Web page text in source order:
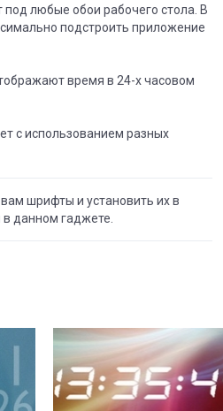
любые обои рабочего стола. В
подстроить приложение
время в 24-х часовом
с использованием разных
шрифты и установить их в
в данном гаджете.
2 8